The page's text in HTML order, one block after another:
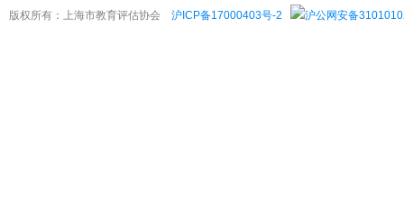
版权所有：上海市教育评估协会 沪ICP备17000403号-2 沪公网安备